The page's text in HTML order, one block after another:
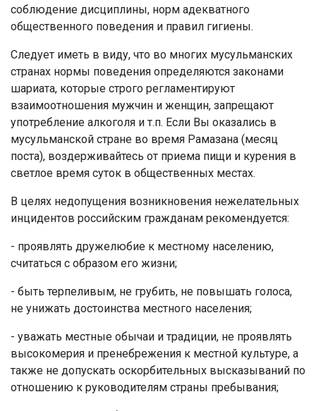
соблюдение дисциплины, норм адекватного
общественного поведения и правил гигиены.
Следует иметь в виду, что во многих мусульманских
странах нормы поведения определяются законами
шариата, которые строго регламентируют
взаимоотношения мужчин и женщин, запрещают
употребление алкоголя и т.п. Если Вы оказались в
мусульманской стране во время Рамазана (месяц
поста), воздерживайтесь от приема пищи и курения в
светлое время суток в общественных местах.
В целях недопущения возникновения нежелательных
инцидентов российским гражданам рекомендуется:
- проявлять дружелюбие к местному населению,
считаться с образом его жизни;
- быть терпеливым, не грубить, не повышать голоса,
не унижать достоинства местного населения;
- уважать местные обычаи и традиции, не проявлять
высокомерия и пренебрежения к местной культуре, а
также не допускать оскорбительных высказываний по
отношению к руководителям страны пребывания;